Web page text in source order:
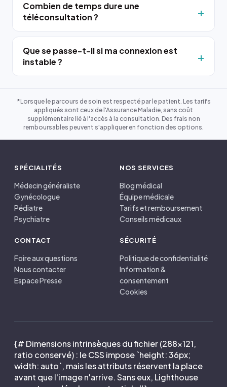
Combien de temps dure une
téléconsultation ?
Que se passe-t-il si ma connexion est
instable ?
*Lorsque le parcours de soin est respecté par le patient. Les tarifs
appliqués sont ceux de l'Assurance Maladie, sans coût
supplémentaire lié à l'accès à la consultation. Des frais non
remboursables peuvent s'appliquer en fonction des options.
SPÉCIALITÉS
Médecin généraliste
Gynécologue
Pédiatre
Psychiatre
NOS SERVICES
Blog médical
Équipe médicale
Tarifs et remboursement
Conseils médicaux
CONTACT
Foire aux questions
Nous contacter
Espace Presse
SÉCURITÉ
Politique de confidentialité
Information &
consentement
Cookies
{# Dimensions intrinsèques du fichier (288×121,
ratio conservé) : le CSS impose `height: 36px;
width: auto`, mais les attributs réservent la place
avant que l'image n'arrive. Sans eux, Lighthouse